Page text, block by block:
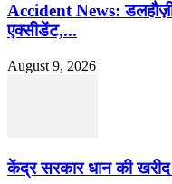
Accident News: डलहौज़ी
एक्सीडेंट,...
August 9, 2026
केंद्र सरकार धान की